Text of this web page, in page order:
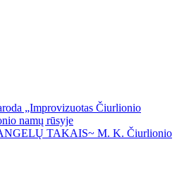
„Improvizuotas Čiurlionio
namų rūsyje
TAKAIS~ M. K. Čiurlionio